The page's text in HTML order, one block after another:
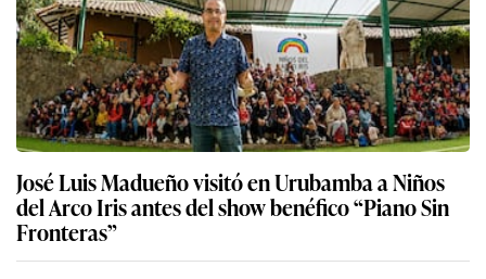
José Luis Madueño visitó en Urubamba a Niños
del Arco Iris antes del show benéfico “Piano Sin
Fronteras”